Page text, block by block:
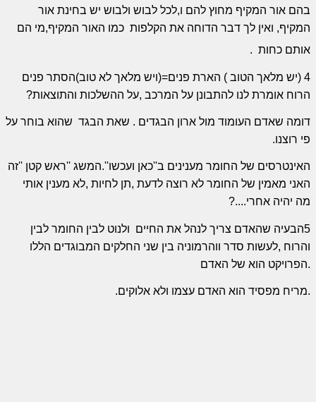
בהם אור המקיף מחוץ להם ו,לכל לבוש ולבוש יש בחינת אור
המקיף, ואין לך דבר הדוחה את הקלפות כמו האור המקיף,מי הם
אותם כחות .
4 (יש מלאך הטוב ) הארת פנים=(ויש מלאך לא טוב)הסתר פנים
הרוח אומרת לנו להתבונן על המרכב ,על ההשלכות והתוצאות?
דומה שאדם העומוד מול ארון הבגדים . שאת הבגד שהוא בוחר על
פי רוצנו.
האינטרסים של החומר מענינים ב''כאן ועכשו''.המשג ''ראש קטן ''זה
האני מאמין של החומר לא רוצה לדעת ,תן לחיות ,לא מענין אותי
מה יהיה אחרי....?
5הבעיה שהאדם צריך לנהל את החיים
ולנוט לבין החומר לבין
והרוח ,לעשות סדר ווהרמוניה בין שני החלקים המבוגדים הללו
.הפרויקט הוא של האדם
.מריח מפסיד הוא האדם עצמו ולא אלוקים.